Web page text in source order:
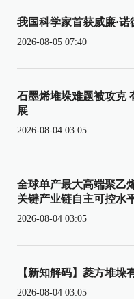
我国科学家首获威廉·诺
2026-08-05 07:40
石墨烯堆垛难题被攻克
展
2026-08-04 03:05
全球单产最大高端聚乙
关键产业链自主可控水
2026-08-04 03:05
【新知解码】菱方堆垛
2026-08-04 03:05